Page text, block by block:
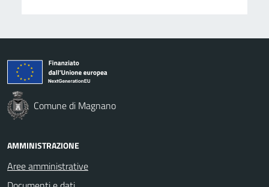
Comune di Magnano
AMMINISTRAZIONE
Aree amministrative